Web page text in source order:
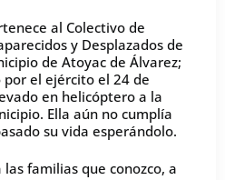
al Colectivo de
y Desplazados de
de Atoyac de Álvarez;
el ejército el 24 de
en helicóptero a la
Ella aún no cumplía
su vida esperándolo.
familias que conozco, a